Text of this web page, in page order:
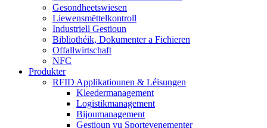
Gesondheetswiesen
Liewensmëttelkontroll
Industriell Gestioun
Bibliothéik, Dokumenter a Fichieren
Offallwirtschaft
NFC
Produkter
RFID Applikatiounen & Léisungen
Kleedermanagement
Logistikmanagement
Bijoumanagement
Gestioun vu Sportevenementer